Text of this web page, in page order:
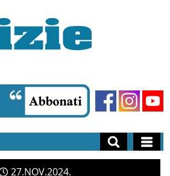
27 NOV2024